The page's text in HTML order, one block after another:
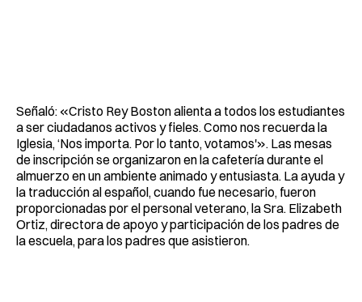
Señaló: «Cristo Rey Boston alienta a todos los estudiantes
a ser ciudadanos activos y fieles. Como nos recuerda la
Iglesia, ‘Nos importa. Por lo tanto, votamos'». Las mesas
de inscripción se organizaron en la cafetería durante el
almuerzo en un ambiente animado y entusiasta. La ayuda y
la traducción al español, cuando fue necesario, fueron
proporcionadas por el personal veterano, la Sra. Elizabeth
Ortiz, directora de apoyo y participación de los padres de
la escuela, para los padres que asistieron.